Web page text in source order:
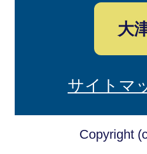
大
サイトマ
Copyright